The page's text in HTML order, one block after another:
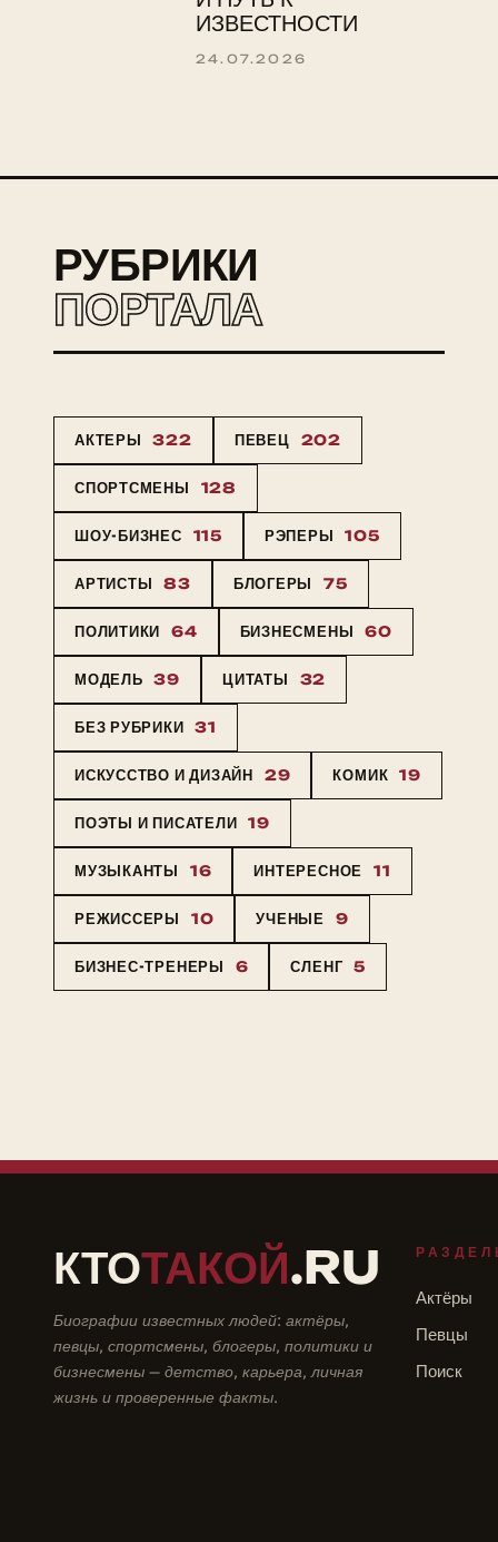
ИЗВЕСТНОСТИ
24.07.2026
РУБРИКИ
ПОРТАЛА
АКТЕРЫ 322 ПЕВЕЦ 202
СПОРТСМЕНЫ 128
ШОУ-БИЗНЕС 115 РЭПЕРЫ 105
АРТИСТЫ 83 БЛОГЕРЫ 75
ПОЛИТИКИ 64 БИЗНЕСМЕНЫ 60
МОДЕЛЬ 39 ЦИТАТЫ 32
БЕЗ РУБРИКИ 31
ИСКУССТВО И ДИЗАЙН 29 КОМИК 19
ПОЭТЫ И ПИСАТЕЛИ 19
МУЗЫКАНТЫ 16 ИНТЕРЕСНОЕ 11
РЕЖИССЕРЫ 10 УЧЕНЫЕ 9
БИЗНЕС-ТРЕНЕРЫ 6 СЛЕНГ 5
КТОТАКОЙ.RU
Биографии известных людей: актёры,
певцы, спортсмены, блогеры, политики и
бизнесмены — детство, карьера, личная
жизнь и проверенные факты.
Актёры
Певцы
Поиск